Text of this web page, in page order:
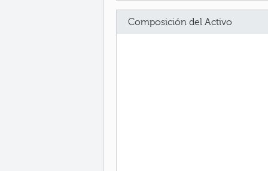
Composición del Activo